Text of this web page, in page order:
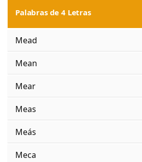
Palabras de 4 Letras
Mead
Mean
Mear
Meas
Meás
Meca